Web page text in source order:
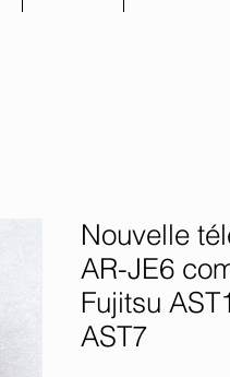
Nouvelle
AR-JE6
Fujitsu
AST7